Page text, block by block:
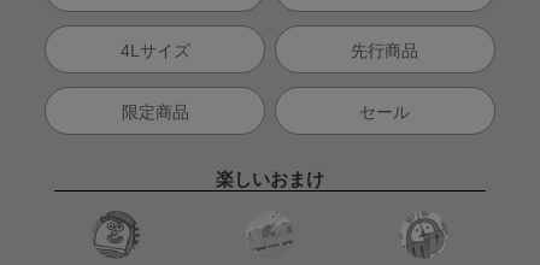
4Lサイズ 先行商品
限定商品 セール
楽しいおまけ